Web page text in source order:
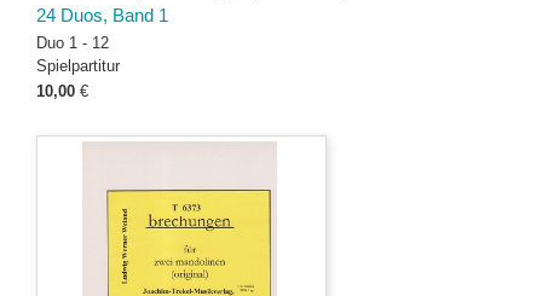
24 Duos, Band 1
Duo 1 - 12
Spielpartitur
10,00 €